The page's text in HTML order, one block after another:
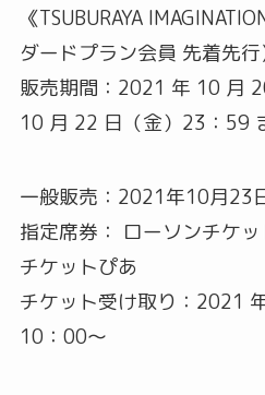
《TSUBURAYA
ダードプラン会員 先着先行
販売期間：2021 年 10 月
10 月 22 日（金）23：59
一般販売：2021年10月23
指定席券： ローソンチケッ
チケットぴあ
チケット受け取り：2021
10：00～